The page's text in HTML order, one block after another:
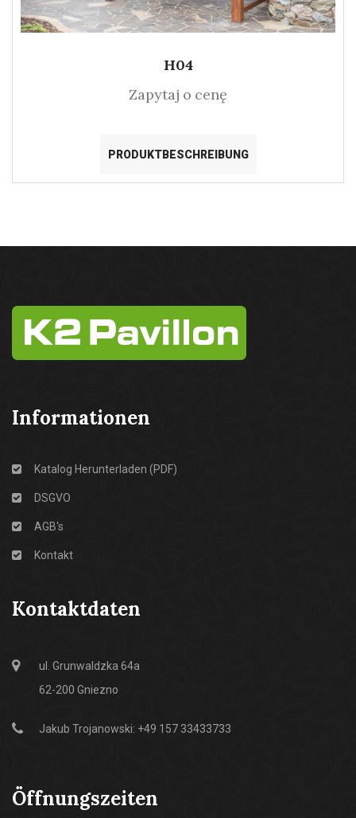
H04
Zapytaj o cenę
PRODUKTBESCHREIBUNG
Informationen
Katalog Herunterladen (PDF)
DSGVO
AGB's
Kontakt
Kontaktdaten
ul. Grunwaldzka 64a
62-200 Gniezno
Jakub Trojanowski: +49 157 33433733
Öffnungszeiten